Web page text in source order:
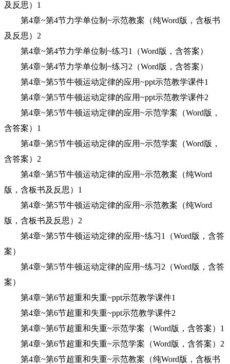
及反思）1
第4章~第4节力学单位制~示范教案（纯Word版，含板书
及反思）2
第4章~第4节力学单位制~练习1（Word版，含答案）
第4章~第4节力学单位制~练习2（Word版，含答案）
第4章~第5节牛顿运动定律的应用~ppt示范教学课件1
第4章~第5节牛顿运动定律的应用~ppt示范教学课件2
第4章~第5节牛顿运动定律的应用~示范学案（Word版，
含答案）1
第4章~第5节牛顿运动定律的应用~示范学案（Word版，
含答案）2
第4章~第5节牛顿运动定律的应用~示范教案（纯Word
版，含板书及反思）1
第4章~第5节牛顿运动定律的应用~示范教案（纯Word
版，含板书及反思）2
第4章~第5节牛顿运动定律的应用~练习1（Word版，含答
案）
第4章~第5节牛顿运动定律的应用~练习2（Word版，含答
案）
第4章~第6节超重和失重~ppt示范教学课件1
第4章~第6节超重和失重~ppt示范教学课件2
第4章~第6节超重和失重~示范学案（Word版，含答案）1
第4章~第6节超重和失重~示范学案（Word版，含答案）2
第4章~第6节超重和失重~示范教案（纯Word版，含板书